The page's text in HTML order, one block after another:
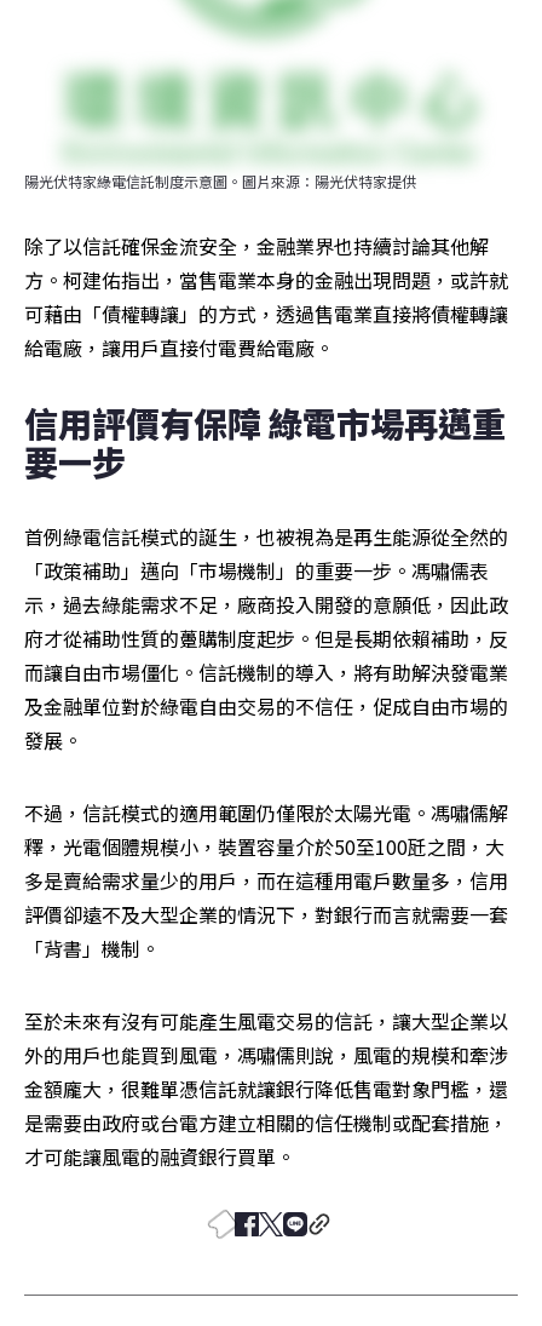
陽光伏特家綠電信託制度示意圖。圖片來源：陽光伏特家提供
除了以信託確保金流安全，金融業界也持續討論其他解
方。柯建佑指出，當售電業本身的金融出現問題，或許就
可藉由「債權轉讓」的方式，透過售電業直接將債權轉讓
給電廠，讓用戶直接付電費給電廠。
信用評價有保障 綠電市場再邁重
要一步
首例綠電信託模式的誕生，也被視為是再生能源從全然的
「政策補助」邁向「市場機制」的重要一步。馮嘯儒表
示，過去綠能需求不足，廠商投入開發的意願低，因此政
府才從補助性質的躉購制度起步。但是長期依賴補助，反
而讓自由市場僵化。信託機制的導入，將有助解決發電業
及金融單位對於綠電自由交易的不信任，促成自由市場的
發展。
不過，信託模式的適用範圍仍僅限於太陽光電。馮嘯儒解
釋，光電個體規模小，裝置容量介於50至100瓩之間，大
多是賣給需求量少的用戶，而在這種用電戶數量多，信用
評價卻遠不及大型企業的情況下，對銀行而言就需要一套
「背書」機制。
至於未來有沒有可能產生風電交易的信託，讓大型企業以
外的用戶也能買到風電，馮嘯儒則說，風電的規模和牽涉
金額龐大，很難單憑信託就讓銀行降低售電對象門檻，還
是需要由政府或台電方建立相關的信任機制或配套措施，
才可能讓風電的融資銀行買單。